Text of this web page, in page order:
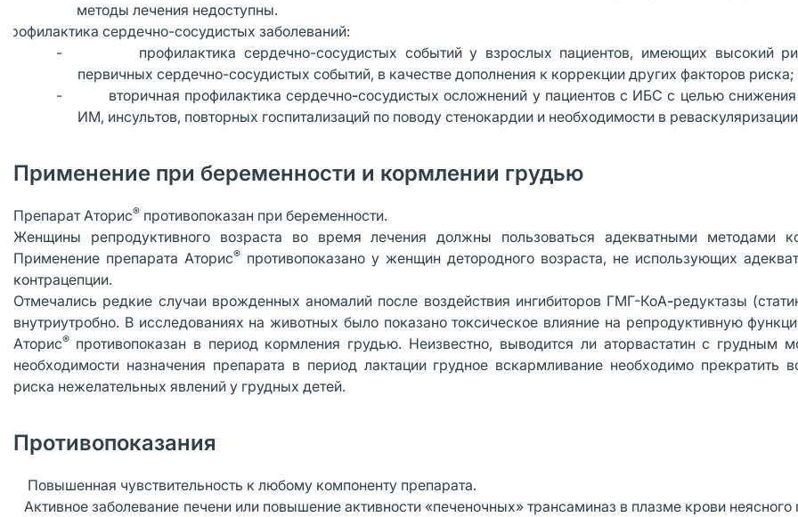
методы лечения недоступны.
Профилактика сердечно-сосудистых заболеваний:
- профилактика сердечно-сосудистых событий у взрослых пациентов, имеющих высокий
первичных сердечно-сосудистых событий, в качестве дополнения к коррекции других факторов риска;
- вторичная профилактика сердечно-сосудистых осложнений у пациентов с ИБС с целью снижения
ИМ, инсультов, повторных госпитализаций по поводу стенокардии и необходимости в
Применение при беременности и кормлении грудью
Препарат Аторис® противопоказан при беременности.
Женщины репродуктивного возраста во время лечения должны пользоваться адекватными методами
Применение препарата Аторис® противопоказано у женщин детородного возраста, не использующих
контрацепции.
Отмечались редкие случаи врожденных аномалий после воздействия ингибиторов ГМГ-КоА-редуктазы
внутриутробно. В исследованиях на животных было показано токсическое влияние на репродуктивную
Аторис® противопоказан в период кормления грудью. Неизвестно, выводится ли аторвастатин с грудным
необходимости назначения препарата в период лактации грудное вскармливание необходимо прекратить
риска нежелательных явлений у грудных детей.
Противопоказания
Повышенная чувствительность к любому компоненту препарата.
заболевание печени или повышение активности «печеночных» трансаминаз в плазме крови неясного